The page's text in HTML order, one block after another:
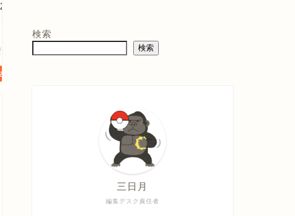
オ
特典】メ
木製トレ
約直径
梱 & デジ
家具「ひ
・口コミを見
:
で見る
価格 :
検索
検索
編集デスク責任者
三日月